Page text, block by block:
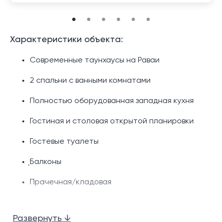
Характеристики объекта:
Современные таунхаусы на Раваи
2 спальни с ванными комнатами
Полностью оборудованная западная кухня
Гостиная и столовая открытой планировки
Гостевые туалеты
ฺБалконы
Прачечная/кладовая
Развернуть ↓